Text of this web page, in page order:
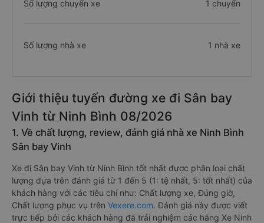
Số lượng chuyến xe 1 chuyến
Số lượng nhà xe 1 nhà xe
Giới thiệu tuyến đường xe đi Sân bay
Vinh từ Ninh Bình 08/2026
1. Về chất lượng, review, đánh giá nhà xe Ninh Bình
Sân bay Vinh
Xe đi Sân bay Vinh từ Ninh Bình tốt nhất được phân loại chất
lượng dựa trên đánh giá từ 1 đến 5 (1: tệ nhất, 5: tốt nhất) của
khách hàng với các tiêu chí như: Chất lượng xe, Đúng giờ,
Chất lượng phục vụ trên Vexere.com. Đánh giá này được viết
trực tiếp bởi các khách hàng đã trải nghiệm các hãng Xe Ninh